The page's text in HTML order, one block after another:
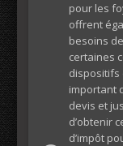
pour les
offrent
besoins
certaines
dispositifs
important
devis et
d’obtenir
d’impôt